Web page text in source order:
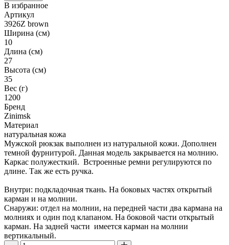
В избранное
Артикул
3926Z brown
Ширина (см)
10
Длина (см)
27
Высота (см)
35
Вес (г)
1200
Бренд
Zinimsk
Материал
натуральная кожа
Мужской рюкзак выполнен из натуральной кожи. Дополнен
темной фурнитурой. Данная модель закрывается на молнию.
Каркас полужесткий. Встроенные ремни регулируются по
длине. Так же есть ручка.
Внутри: подкладочная ткань. На боковых частях открытый
карман и на молнии.
Снаружи: отдел на молнии, на передней части два кармана на
молниях и один под клапаном. На боковой части открытый
карман. На задней части имеется карман на молнии
вертикальный.